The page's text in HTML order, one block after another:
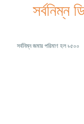
সর্বনিম্ন
সর্বনিম্ন জমার পরিমাণ হল ৳৫০০